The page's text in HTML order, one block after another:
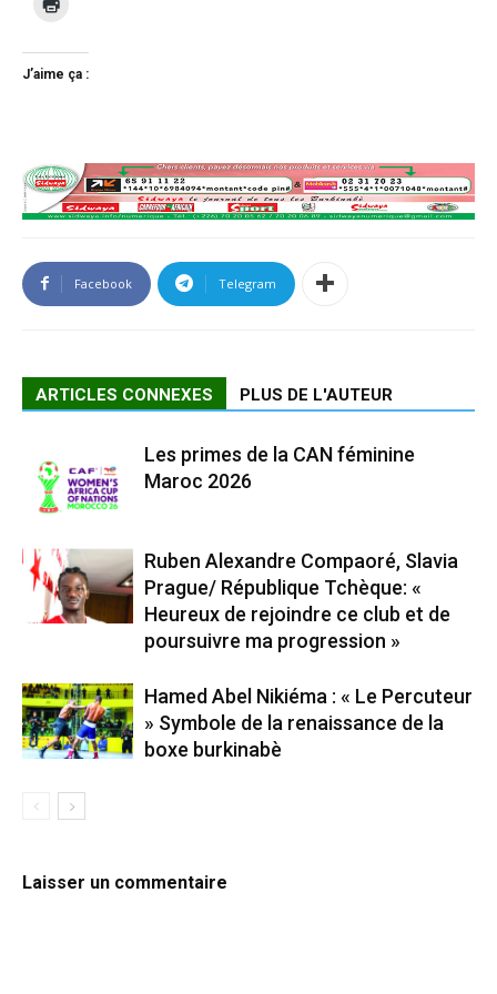
J’aime ça :
Facebook Telegram
ARTICLES CONNEXES PLUS DE L'AUTEUR
Les primes de la CAN féminine
Maroc 2026
Ruben Alexandre Compaoré, Slavia
Prague/ République Tchèque: «
Heureux de rejoindre ce club et de
poursuivre ma progression »
Hamed Abel Nikiéma : « Le Percuteur
» Symbole de la renaissance de la
boxe burkinabè
Laisser un commentaire